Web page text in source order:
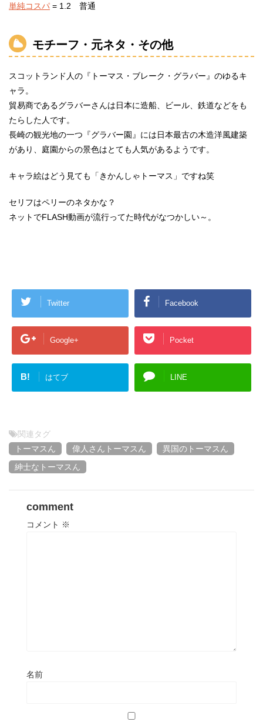
単純コスパ = 1.2 普通
モチーフ・元ネタ・その他
スコットランド人の『トーマス・ブレーク・グラバー』のゆるキ
ャラ。
貿易商であるグラバーさんは日本に造船、ビール、鉄道などをも
たらした人です。
長崎の観光地の一つ『グラバー園』には日本最古の木造洋風建築
があり、庭園からの景色はとても人気があるようです。
キャラ絵はどう見ても「きかんしゃトーマス」ですね笑
セリフはペリーのネタかな？
ネットでFLASH動画が流行ってた時代がなつかしい～。
Twitter Facebook
Google+ Pocket
B! はてブ LINE
関連タグ
トーマスん
偉人さんトーマスん
異国のトーマスん
紳士なトーマスん
comment
コメント ※
名前